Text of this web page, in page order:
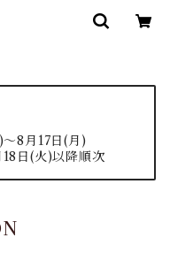
〜8月17日(月)
日(火)以降順次